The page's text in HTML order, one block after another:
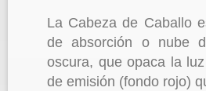
La Cabeza de Caballo
de absorción o nube
oscura, que opaca la
de emisión (fondo rojo)